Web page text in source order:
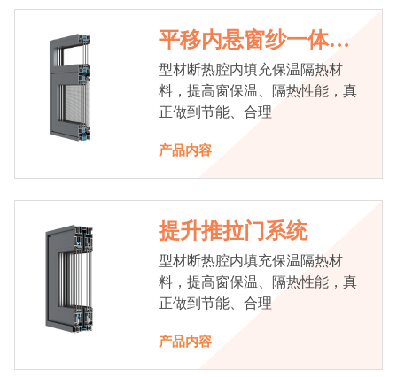
平移内悬窗纱一体系
统
型材断热腔内填充保温隔热材
料，提高窗保温、隔热性能，真
正做到节能、合理
产品内容
提升推拉门系统
型材断热腔内填充保温隔热材
料，提高窗保温、隔热性能，真
正做到节能、合理
产品内容